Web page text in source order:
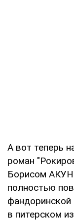
А вот теперь
роман
Борисом
полностью
в питерском